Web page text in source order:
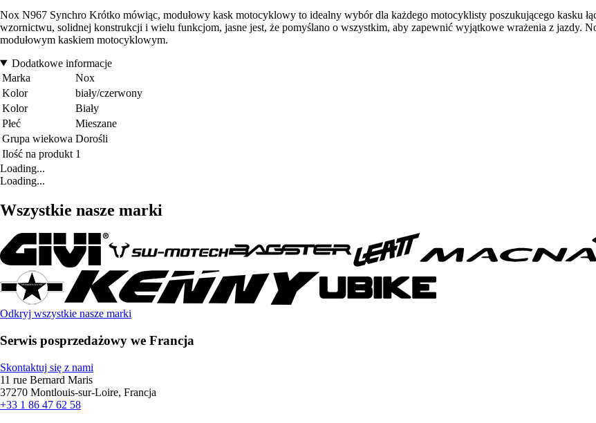
Nox N967 Synchro Krótko mówiąc, modułowy kask motocyklowy to idealny wybór dla każdego motocyklisty poszukującego kasku
wzornictwu, solidnej konstrukcji i wielu funkcjom, jasne jest, że pomyślano o wszystkim, aby zapewnić wyjątkowe wrażenia z jazdy.
modułowym kaskiem motocyklowym.
Dodatkowe informacje
Marka
Nox
Kolor
biały/czerwony
Kolor
Biały
Płeć
Mieszane
Grupa wiekowa Dorośli
Ilość na produkt 1
Loading...
Loading...
Wszystkie nasze marki
Odkryj wszystkie nasze marki
Serwis posprzedażowy we Francja
Skontaktuj się z nami
11 rue Bernard Maris
37270 Montlouis-sur-Loire, Francja
+33 1 86 47 62 58